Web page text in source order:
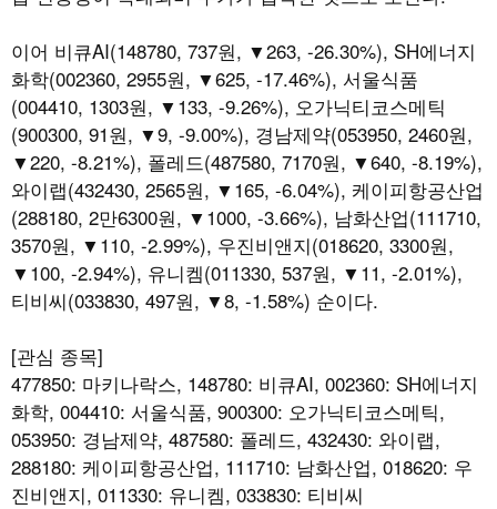
이어 비큐AI(148780, 737원, ▼263, -26.30%), SH에너지
화학(002360, 2955원, ▼625, -17.46%), 서울식품
(004410, 1303원, ▼133, -9.26%), 오가닉티코스메틱
(900300, 91원, ▼9, -9.00%), 경남제약(053950, 2460원,
▼220, -8.21%), 폴레드(487580, 7170원, ▼640, -8.19%),
와이랩(432430, 2565원, ▼165, -6.04%), 케이피항공산업
(288180, 2만6300원, ▼1000, -3.66%), 남화산업(111710,
3570원, ▼110, -2.99%), 우진비앤지(018620, 3300원,
▼100, -2.94%), 유니켐(011330, 537원, ▼11, -2.01%),
티비씨(033830, 497원, ▼8, -1.58%) 순이다.
[관심 종목]
477850: 마키나락스, 148780: 비큐AI, 002360: SH에너지
화학, 004410: 서울식품, 900300: 오가닉티코스메틱,
053950: 경남제약, 487580: 폴레드, 432430: 와이랩,
288180: 케이피항공산업, 111710: 남화산업, 018620: 우
진비앤지, 011330: 유니켐, 033830: 티비씨